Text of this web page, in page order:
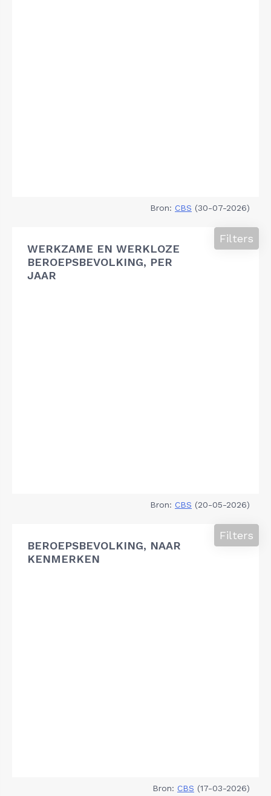
Bron: CBS (30-07-2026)
WERKZAME EN WERKLOZE
BEROEPSBEVOLKING, PER
JAAR
Filters
Bron: CBS (20-05-2026)
BEROEPSBEVOLKING, NAAR
KENMERKEN
Filters
Bron: CBS (17-03-2026)